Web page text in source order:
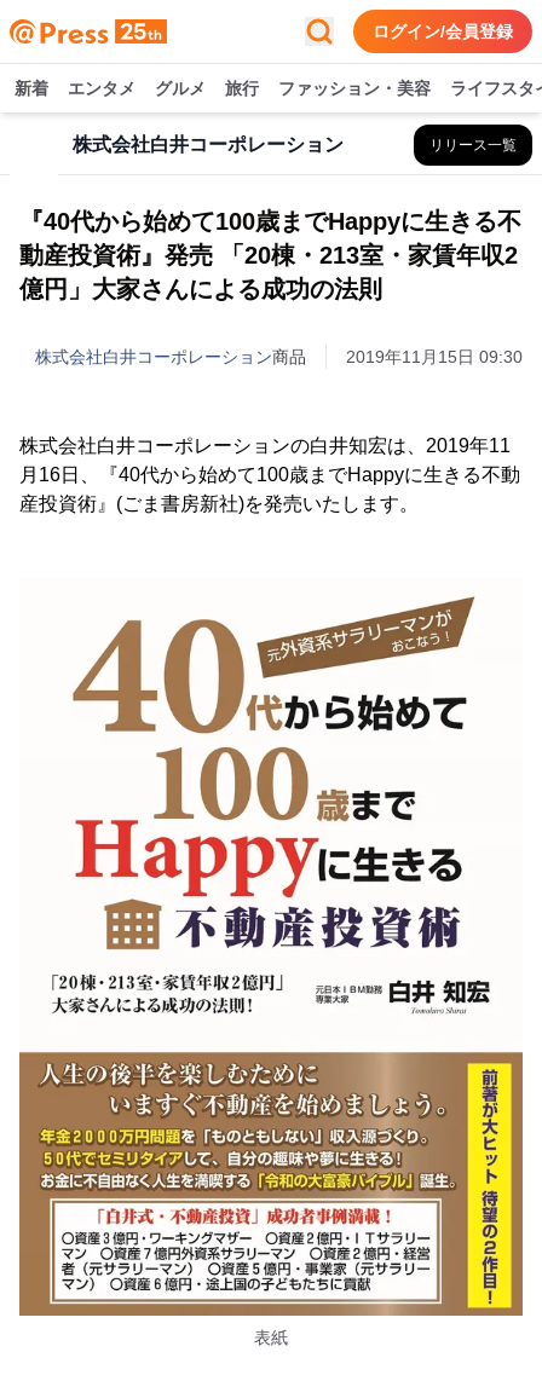
ログイン/会員登録
新着 エンタメ グルメ 旅行 ファッション・美容 ライフスタ
株式会社白井コーポレーション リリース一覧
『40代から始めて100歳までHappyに生きる不
動産投資術』発売 「20棟・213室・家賃年収2
億円」大家さんによる成功の法則
株式会社白井コーポレーション商品 2019年11月15日 09:30
株式会社白井コーポレーションの白井知宏は、2019年11
月16日、『40代から始めて100歳までHappyに生きる不動
産投資術』(ごま書房新社)を発売いたします。
表紙